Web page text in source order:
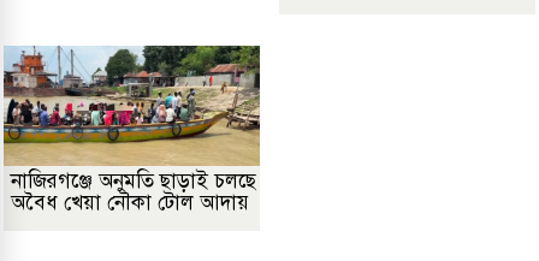
নাজিরগঞ্জে অনুমতি ছাড়াই চলছে
অবৈধ খেয়া নৌকা টোল আদায়